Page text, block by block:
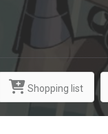
Shopping list